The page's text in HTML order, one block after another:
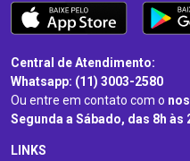
Central de Atendimento:
Whatsapp: (11) 3003-2580
Ou entre em contato com o
Segunda a Sábado, das 8h às
LINKS